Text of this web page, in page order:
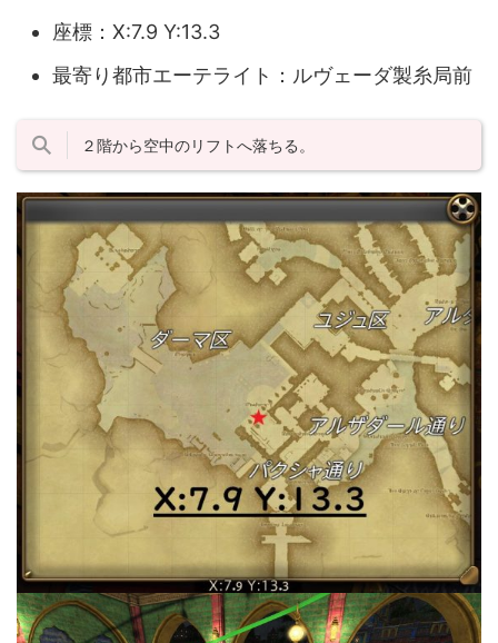
座標：X:7.9 Y:13.3
最寄り都市エーテライト：ルヴェーダ製糸局前
２階から空中のリフトへ落ちる。